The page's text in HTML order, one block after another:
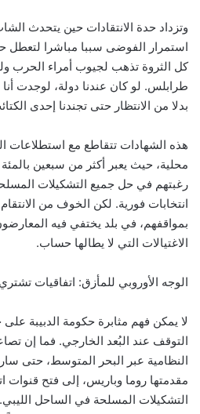
وتزداد حدة الانتقادات حين يتحدث
استمرار الفوضى سببا مباشرا لتعطل
كل الثروة تذهب لجيوب أمراء الحرب
طرابلس. لو كان عندنا دولة، لوجدت
بدلا من الانتظار حتى تجندنا إحدى
هذه الشهادات تتقاطع مع استطلاعات
محلية، حيث يعبر أكثر من سبعين
رغبتهم في حل جميع التشكيلات المسلحة
انتخابات فورية. لكن الخوف من
بمواقفهم، في بلد يختفي فيه
الاغتيالات التي لا يطالها حساب.
الوجه الأوروبي للمأزق: اتفاقيات
لا يمكن فهم مثابرة حكومة الدبيبة
التوقف عند البُعد الخارجي. فما إن
النظامية عبر البحر المتوسط، حتى
مقدمتها روما وباريس، إلى فتح قنوات
التشكيلات المسلحة في الساحل